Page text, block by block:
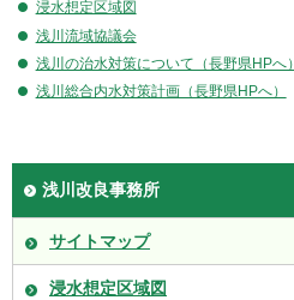
浸水想定区域図
浅川流域協議会
浅川の治水対策について（長野県HPへ）
浅川総合内水対策計画（長野県HPへ）
浅川改良事務所
サイトマップ
浸水想定区域図